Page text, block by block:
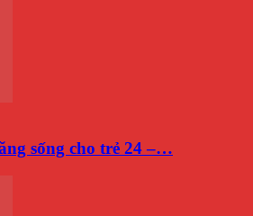
sống cho trẻ 24 –…